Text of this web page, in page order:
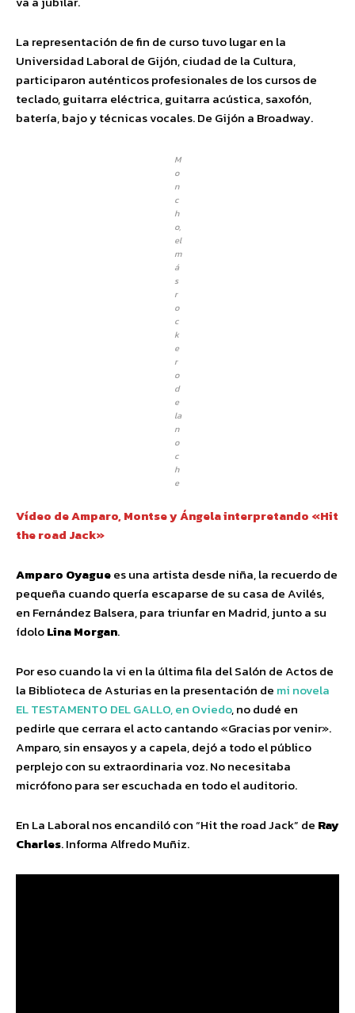
La representación de fin de curso tuvo lugar en la
Universidad Laboral de Gijón, ciudad de la Cultura,
participaron auténticos profesionales de los cursos de
teclado, guitarra eléctrica, guitarra acústica, saxofón,
batería, bajo y técnicas vocales. De Gijón a Broadway.
M
o
n
c
h
o,
el
m
á
s
r
o
c
k
e
r
o
d
e
la
n
o
c
h
e
Vídeo de Amparo, Montse y Ángela interpretando «Hit
the road Jack»
Amparo Oyaguees una artista desde niña, la recuerdo de
pequeña cuando quería escaparse de su casa de Avilés,
en Fernández Balsera, para triunfar en Madrid, junto a su
ídoloLina Morgan.
Por eso cuando la vi en la última fila del Salón de Actos de
la Biblioteca de Asturias en la presentación de mi novela
EL TESTAMENTO DEL GALLO, en Oviedo, no dudé en
pedirle que cerrara el acto cantando «Gracias por venir».
Amparo, sin ensayos y a capela, dejó a todo el público
perplejo con su extraordinaria voz. No necesitaba
micrófono para ser escuchada en todo el auditorio.
En La Laboral nos encandiló con “Hit the road Jack” de Ray
Charles. Informa Alfredo Muñiz.